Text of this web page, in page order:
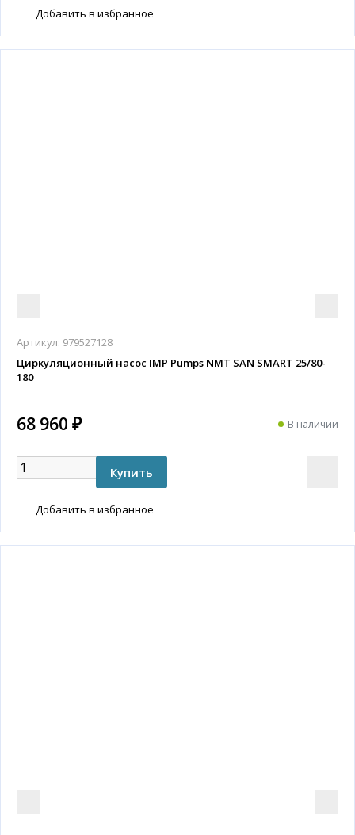
Добавить в избранное
Артикул: 979527128
Циркуляционный насос IMP Pumps NMT SAN SMART 25/80-
180
68 960 ₽ В наличии
Добавить в избранное